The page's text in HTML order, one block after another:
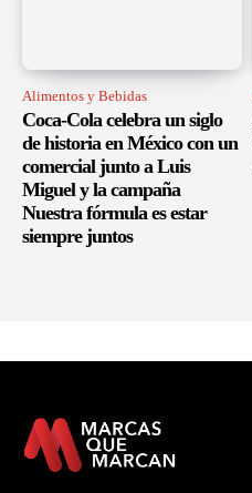
Alimentos y Bebidas
Coca-Cola celebra un siglo
de historia en México con un
comercial junto a Luis
Miguel y la campaña
Nuestra fórmula es estar
siempre juntos